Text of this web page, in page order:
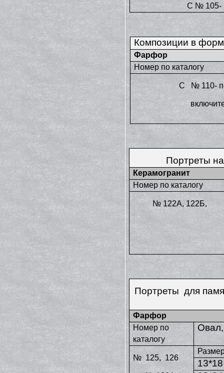
С № 105-
Композиции в
Фарфор
Номер по каталогу
С № 110-
Портреты
Керамогранит
Номер по каталогу
№ 122А, 122Б,
Портреты для
Фарфор
Номер по
каталогу
№ 125, 126
13*18